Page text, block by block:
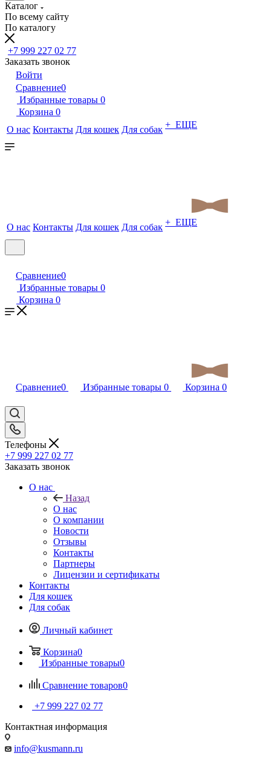
Каталог
По всему сайту
По каталогу
+7 999 227 02 77
Заказать звонок
Войти
Сравнение0
Избранные товары 0
Корзина 0
О нас Контакты Для кошек Для собак + ЕЩЕ
О нас Контакты Для кошек Для собак + ЕЩЕ
Сравнение0
Избранные товары 0
Корзина 0
Сравнение0 Избранные товары 0 Корзина 0
Телефоны
+7 999 227 02 77
Заказать звонок
О нас
Назад
О нас
О компании
Новости
Отзывы
Контакты
Партнеры
Лицензии и сертификаты
Контакты
Для кошек
Для собак
Личный кабинет
Корзина0
Избранные товары0
Сравнение товаров0
+7 999 227 02 77
Контактная информация
info@kusmann.ru